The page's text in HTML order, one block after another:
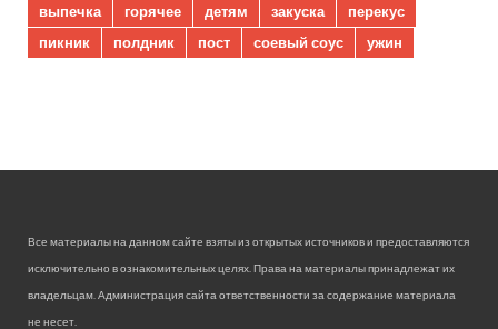
выпечка
горячее детям закуска
перекус
пикник
полдник пост соевый соус ужин
Все материалы на данном сайте взяты из открытых источников и предоставляются
исключительно в ознакомительных целях. Права на материалы принадлежат их
владельцам. Администрация сайта ответственности за содержание материала
не несет.